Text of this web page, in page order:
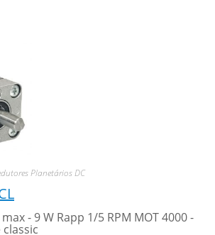
Planetários DC
- 9 W Rapp 1/5 RPM MOT 4000 -